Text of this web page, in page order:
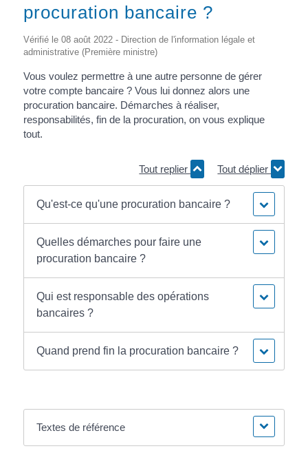
procuration bancaire ?
Vérifié le 08 août 2022 - Direction de l'information légale et
administrative (Première ministre)
Vous voulez permettre à une autre personne de gérer
votre compte bancaire ? Vous lui donnez alors une
procuration bancaire. Démarches à réaliser,
responsabilités, fin de la procuration, on vous explique
tout.
Tout replier Tout déplier
Qu'est-ce qu'une procuration bancaire ?
Quelles démarches pour faire une
procuration bancaire ?
Qui est responsable des opérations
bancaires ?
Quand prend fin la procuration bancaire ?
Textes de référence